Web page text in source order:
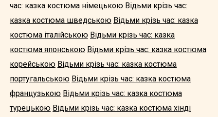
час: казка костюма німецькою Відьми крізь час:
казка костюма шведською Відьми крізь час: казка
костюма італійською Відьми крізь час: казка
костюма японською Відьми крізь час: казка костюма
корейською Відьми крізь час: казка костюма
португальською Відьми крізь час: казка костюма
французькою Відьми крізь час: казка костюма
турецькою Відьми крізь час: казка костюма хінді